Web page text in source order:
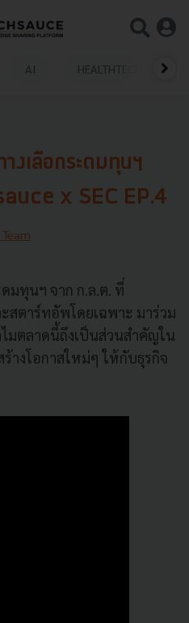
AI HEALTHTECH
เลือกระดมทุนฯ
x SEC EP.4
ดมทุนฯ จาก ก.ล.ต. ที่
สตาร์ทอัพโดยเฉพาะ มาร่วม
มตลาดนี้ถึงเป็นส่วนสำคัญใน
างโอกาสใหม่ๆ ให้กับธุรกิจ